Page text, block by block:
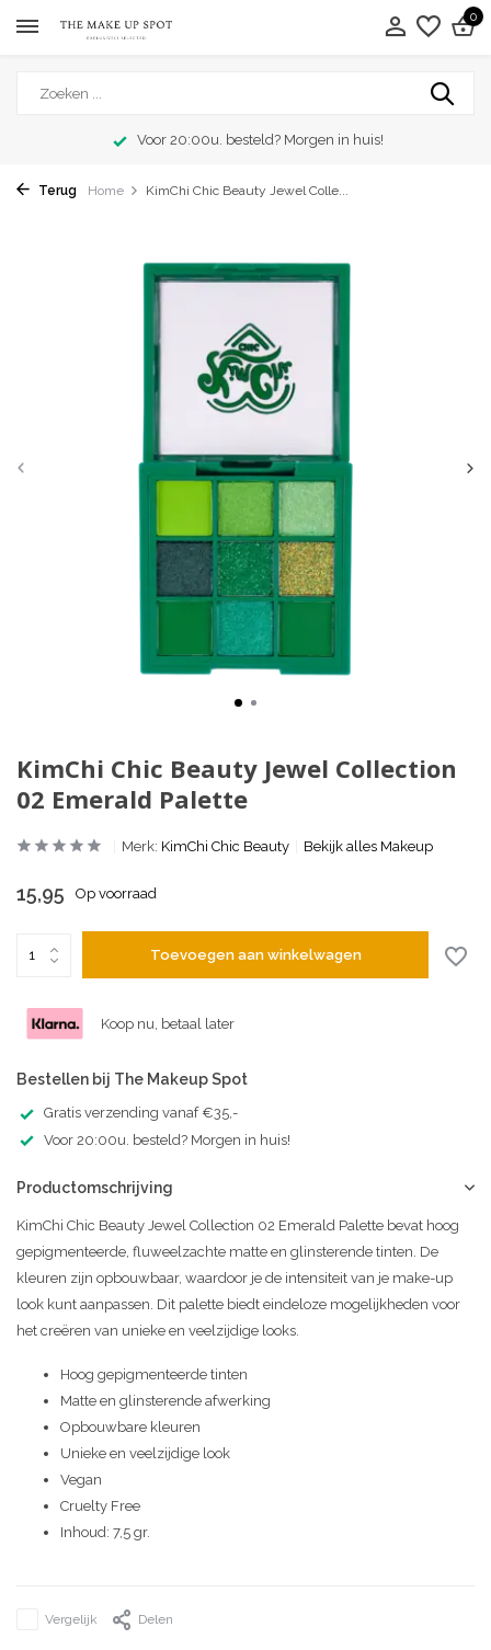
0
Voor 20:00u. besteld? Morgen in huis!
Terug Home KimChi Chic Beauty Jewel Colle...
KimChi Chic Beauty Jewel Collection
02 Emerald Palette
Merk: KimChi Chic Beauty Bekijk alles Makeup
15,95 Op voorraad
Toevoegen aan winkelwagen
Koop nu, betaal later
Bestellen bij The Makeup Spot
Gratis verzending vanaf €35,-
Voor 20:00u. besteld? Morgen in huis!
Productomschrijving
KimChi Chic Beauty Jewel Collection 02 Emerald Palette bevat hoog
gepigmenteerde, fluweelzachte matte en glinsterende tinten. De
kleuren zijn opbouwbaar, waardoor je de intensiteit van je make-up
look kunt aanpassen. Dit palette biedt eindeloze mogelijkheden voor
het creëren van unieke en veelzijdige looks.
Hoog gepigmenteerde tinten
Matte en glinsterende afwerking
Opbouwbare kleuren
Unieke en veelzijdige look
Vegan
Cruelty Free
Inhoud: 7,5 gr.
Vergelijk Delen